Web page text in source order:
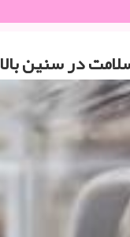
در سنین بالا